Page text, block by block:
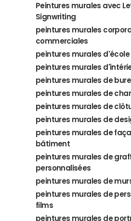
Peintures murales avec
Signwriting
peintures murales
commerciales
peintures murales d'école
peintures murales
peintures murales de
peintures murales de
peintures murales de
peintures murales de
peintures murales de
bâtiment
peintures murales de
personnalisées
peintures murales de
peintures murales de
films
peintures murales de